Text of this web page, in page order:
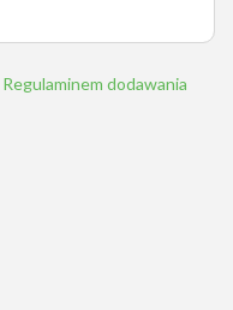
Regulaminem dodawania